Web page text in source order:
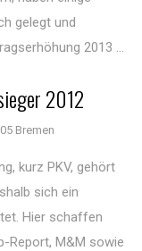
gelegt und
2013 ...
2012
Bremen
kurz PKV, gehört
sich ein
Hier schaffen
Report, M&M sowie